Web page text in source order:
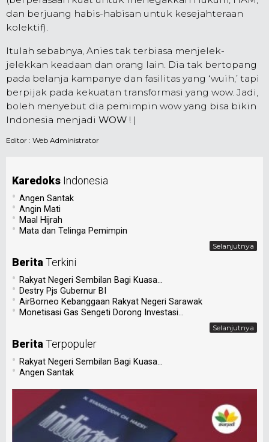
dan berjuang habis-habisan untuk kesejahteraan
kolektif).
Itulah sebabnya, Anies tak terbiasa menjelek-
jelekkan keadaan dan orang lain. Dia tak bertopang
pada belanja kampanye dan fasilitas yang ‘wuih,’ tapi
berpijak pada kekuatan transformasi yang wow. Jadi,
boleh menyebut dia pemimpin wow yang bisa bikin
Indonesia menjadi WOW ! |
Editor : Web Administrator
Karedoks Indonesia
• Angen Santak
• Angin Mati
• Maal Hijrah
• Mata dan Telinga Pemimpin
Selanjutnya
Berita Terkini
• Rakyat Negeri Sembilan Bagi Kuasa...
• Destry Pjs Gubernur BI
• AirBorneo Kebanggaan Rakyat Negeri Sarawak
• Monetisasi Gas Sengeti Dorong Investasi...
Selanjutnya
Berita Terpopuler
• Rakyat Negeri Sembilan Bagi Kuasa...
• Angen Santak